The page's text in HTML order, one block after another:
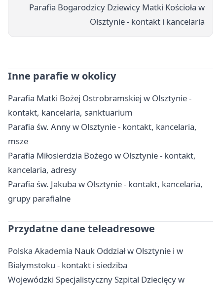
Parafia Bogarodzicy Dziewicy Matki Kościoła w
Olsztynie - kontakt i kancelaria
Inne parafie w okolicy
Parafia Matki Bożej Ostrobramskiej w Olsztynie -
kontakt, kancelaria, sanktuarium
Parafia św. Anny w Olsztynie - kontakt, kancelaria,
msze
Parafia Miłosierdzia Bożego w Olsztynie - kontakt,
kancelaria, adresy
Parafia św. Jakuba w Olsztynie - kontakt, kancelaria,
grupy parafialne
Przydatne dane teleadresowe
Polska Akademia Nauk Oddział w Olsztynie i w
Białymstoku - kontakt i siedziba
Wojewódzki Specjalistyczny Szpital Dziecięcy w